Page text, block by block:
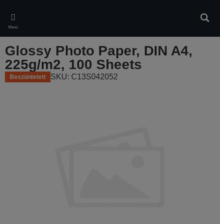
main
content
Menü
Glossy Photo Paper, DIN A4,
225g/m2, 100 Sheets
Beszüntetett SKU: C13S042052